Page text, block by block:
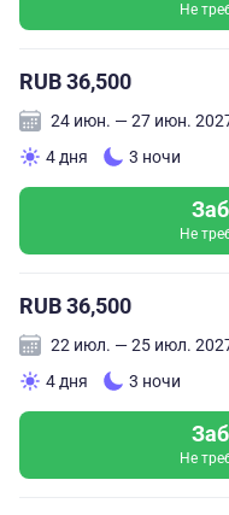
Не
RUB 36,500
24 июн. — 27 июн.
4 дня
3 ночи
Не
RUB 36,500
22 июл. — 25 июл.
4 дня
3 ночи
Не